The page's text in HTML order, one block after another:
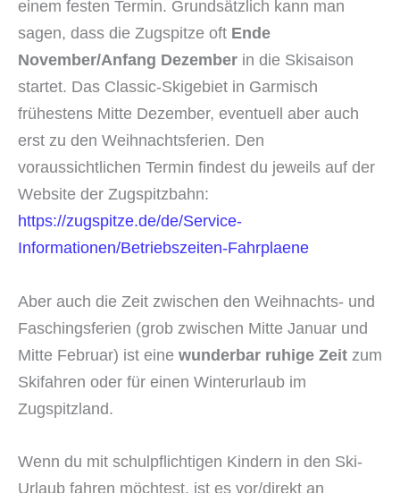
einem festen Termin. Grundsätzlich kann man
sagen, dass die Zugspitze oft Ende
November/Anfang Dezember in die Skisaison
startet. Das Classic-Skigebiet in Garmisch
frühestens Mitte Dezember, eventuell aber auch
erst zu den Weihnachtsferien. Den
voraussichtlichen Termin findest du jeweils auf der
Website der Zugspitzbahn:
https://zugspitze.de/de/Service-
Informationen/Betriebszeiten-Fahrplaene
Aber auch die Zeit zwischen den Weihnachts- und
Faschingsferien (grob zwischen Mitte Januar und
Mitte Februar) ist eine wunderbar ruhige Zeit zum
Skifahren oder für einen Winterurlaub im
Zugspitzland.
Wenn du mit schulpflichtigen Kindern in den Ski-
Urlaub fahren möchtest, ist es vor/direkt an